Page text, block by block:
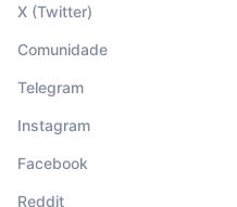
X (Twitter)
Comunidade
Telegram
Instagram
Facebook
Reddit